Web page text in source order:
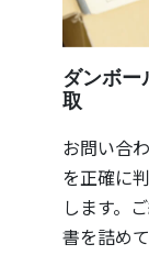
ダンボー
取
お問い合
を正確に
します。
書を詰め